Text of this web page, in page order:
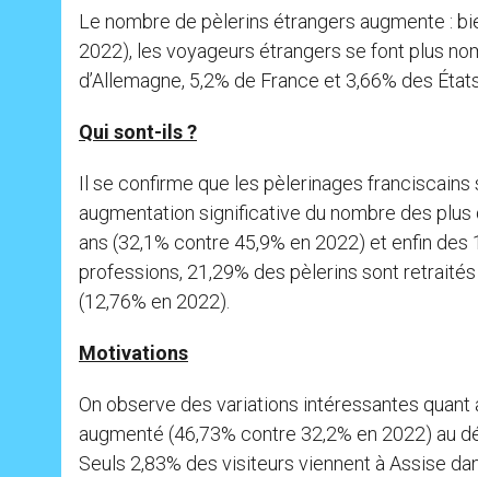
Le nombre de pèlerins étrangers augmente :
2022), les voyageurs étrangers se font plus
d’Allemagne, 5,2% de France et 3,66% des
Qui sont-ils ?
Il se confirme que les pèlerinages franciscains
augmentation significative du nombre des
ans (32,1% contre 45,9% en 2022) et enfin
professions, 21,29% des pèlerins sont
(12,76% en 2022).
Motivations
On observe des variations intéressantes
augmenté (46,73% contre 32,2% en 2022) au
Seuls 2,83% des visiteurs viennent à Assise